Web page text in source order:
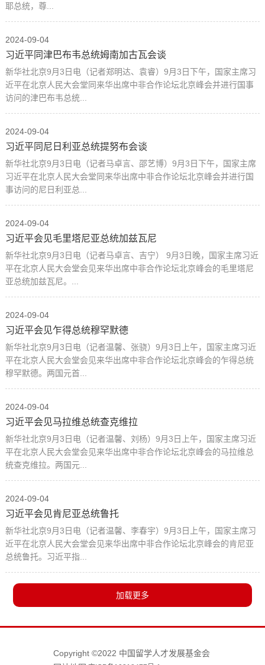
耶总统，尊...
2024-09-04
习近平同津巴布韦总统姆南加古瓦会谈
新华社北京9月3日电（记者郑明达、袁睿）9月3日下午，国家主席习
近平在北京人民大会堂同来华出席中非合作论坛北京峰会并进行国事
访问的津巴布韦总统...
2024-09-04
习近平同尼日利亚总统提努布会谈
新华社北京9月3日电（记者马卓言、邵艺博）9月3日下午，国家主席
习近平在北京人民大会堂同来华出席中非合作论坛北京峰会并进行国
事访问的尼日利亚总...
2024-09-04
习近平会见毛里塔尼亚总统加兹瓦尼
新华社北京9月3日电（记者马卓言、吉宁） 9月3日晚，国家主席习近
平在北京人民大会堂会见来华出席中非合作论坛北京峰会的毛里塔尼
亚总统加兹瓦尼。...
2024-09-04
习近平会见乍得总统穆罕默德
新华社北京9月3日电（记者温馨、张骁）9月3日上午，国家主席习近
平在北京人民大会堂会见来华出席中非合作论坛北京峰会的乍得总统
穆罕默德。两国元首...
2024-09-04
习近平会见马拉维总统查克维拉
新华社北京9月3日电（记者温馨、刘杨）9月3日上午，国家主席习近
平在北京人民大会堂会见来华出席中非合作论坛北京峰会的马拉维总
统查克维拉。两国元...
2024-09-04
习近平会见肯尼亚总统鲁托
新华社北京9月3日电（记者温馨、李春宇）9月3日上午，国家主席习
近平在北京人民大会堂会见来华出席中非合作论坛北京峰会的肯尼亚
总统鲁托。习近平指...
Copyright ©2022 中国留学人才发展基金会